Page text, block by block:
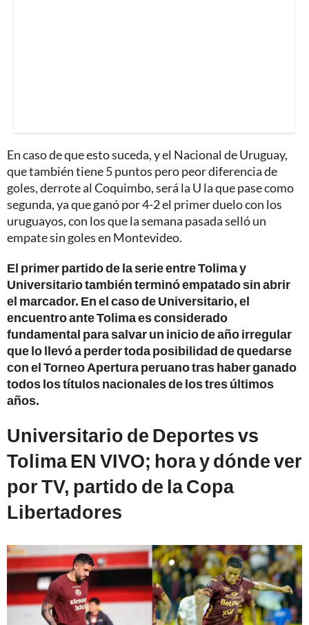
En caso de que esto suceda, y el Nacional de Uruguay,
que también tiene 5 puntos pero peor diferencia de
goles, derrote al Coquimbo, será la U la que pase como
segunda, ya que ganó por 4-2 el primer duelo con los
uruguayos, con los que la semana pasada selló un
empate sin goles en Montevideo.
El primer partido de la serie entre Tolima y
Universitario también terminó empatado sin abrir
el marcador. En el caso de Universitario, el
encuentro ante Tolima es considerado
fundamental para salvar un inicio de año irregular
que lo llevó a perder toda posibilidad de quedarse
con el Torneo Apertura peruano tras haber ganado
todos los títulos nacionales de los tres últimos
años.
Universitario de Deportes vs
Tolima EN VIVO; hora y dónde ver
por TV, partido de la Copa
Libertadores